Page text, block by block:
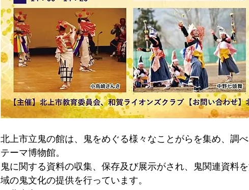
北上市立鬼の館は、鬼をめぐる様々なことがらを集め、調
テーマ博物館。
鬼に関する資料の収集、保存及び展示がされ、鬼関連資料
域の鬼文化の提供を行っています。